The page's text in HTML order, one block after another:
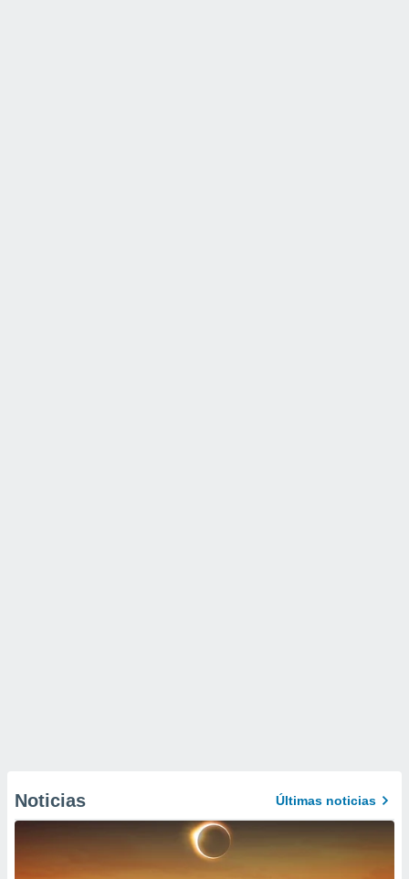
Noticias Últimas noticias